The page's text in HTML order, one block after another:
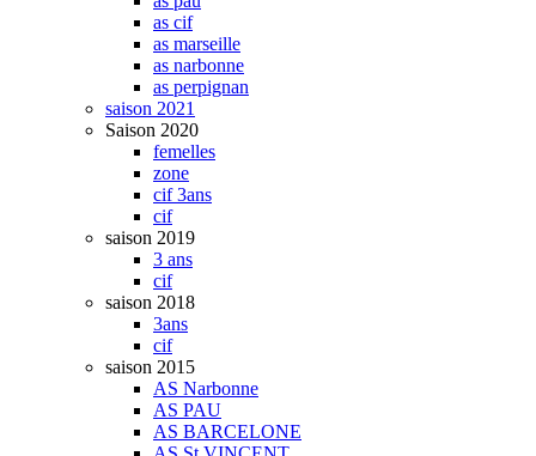
as cif
as marseille
as narbonne
as perpignan
saison 2021
Saison 2020
femelles
zone
cif 3ans
cif
saison 2019
3 ans
cif
saison 2018
3ans
cif
saison 2015
AS Narbonne
AS PAU
AS BARCELONE